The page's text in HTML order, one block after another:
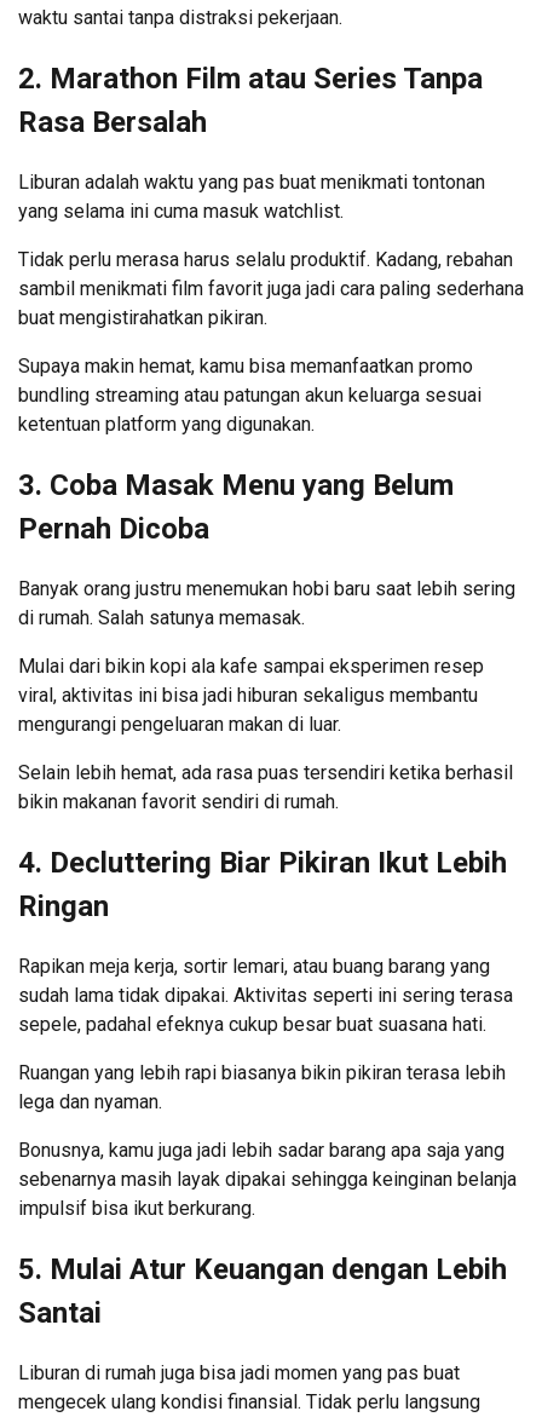
waktu santai tanpa distraksi pekerjaan.
2. Marathon Film atau Series Tanpa
Rasa Bersalah
Liburan adalah waktu yang pas buat menikmati tontonan
yang selama ini cuma masuk watchlist.
Tidak perlu merasa harus selalu produktif. Kadang, rebahan
sambil menikmati film favorit juga jadi cara paling sederhana
buat mengistirahatkan pikiran.
Supaya makin hemat, kamu bisa memanfaatkan promo
bundling streaming atau patungan akun keluarga sesuai
ketentuan platform yang digunakan.
3. Coba Masak Menu yang Belum
Pernah Dicoba
Banyak orang justru menemukan hobi baru saat lebih sering
di rumah. Salah satunya memasak.
Mulai dari bikin kopi ala kafe sampai eksperimen resep
viral, aktivitas ini bisa jadi hiburan sekaligus membantu
mengurangi pengeluaran makan di luar.
Selain lebih hemat, ada rasa puas tersendiri ketika berhasil
bikin makanan favorit sendiri di rumah.
4. Decluttering Biar Pikiran Ikut Lebih
Ringan
Rapikan meja kerja, sortir lemari, atau buang barang yang
sudah lama tidak dipakai. Aktivitas seperti ini sering terasa
sepele, padahal efeknya cukup besar buat suasana hati.
Ruangan yang lebih rapi biasanya bikin pikiran terasa lebih
lega dan nyaman.
Bonusnya, kamu juga jadi lebih sadar barang apa saja yang
sebenarnya masih layak dipakai sehingga keinginan belanja
impulsif bisa ikut berkurang.
5. Mulai Atur Keuangan dengan Lebih
Santai
Liburan di rumah juga bisa jadi momen yang pas buat
mengecek ulang kondisi finansial. Tidak perlu langsung